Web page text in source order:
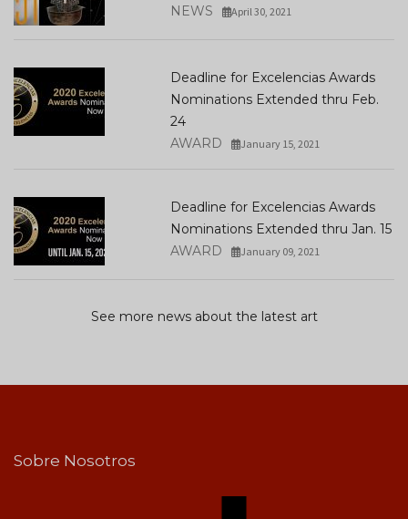
NEWS
April 30, 2021
Deadline for Excelencias Awards
Nominations Extended thru Feb.
24
AWARD
January 15, 2021
Deadline for Excelencias Awards
Nominations Extended thru Jan. 15
AWARD
January 09, 2021
See more news about the latest art
Sobre Nosotros